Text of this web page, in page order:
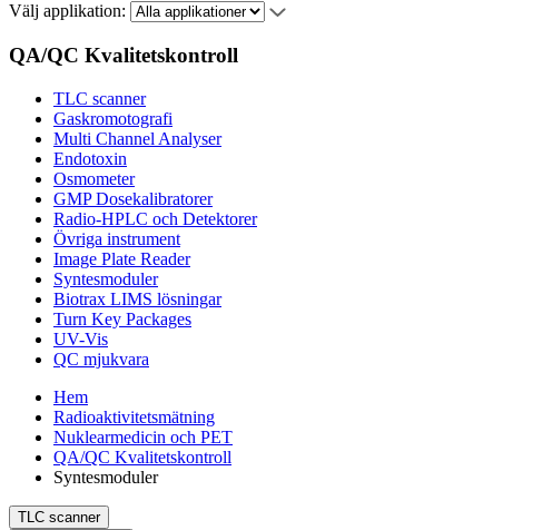
Välj applikation:
QA/QC Kvalitetskontroll
TLC scanner
Gaskromotografi
Multi Channel Analyser
Endotoxin
Osmometer
GMP Dosekalibratorer
Radio-HPLC och Detektorer
Övriga instrument
Image Plate Reader
Syntesmoduler
Biotrax LIMS lösningar
Turn Key Packages
UV-Vis
QC mjukvara
Hem
Radioaktivitetsmätning
Nuklearmedicin och PET
QA/QC Kvalitetskontroll
Syntesmoduler
TLC scanner